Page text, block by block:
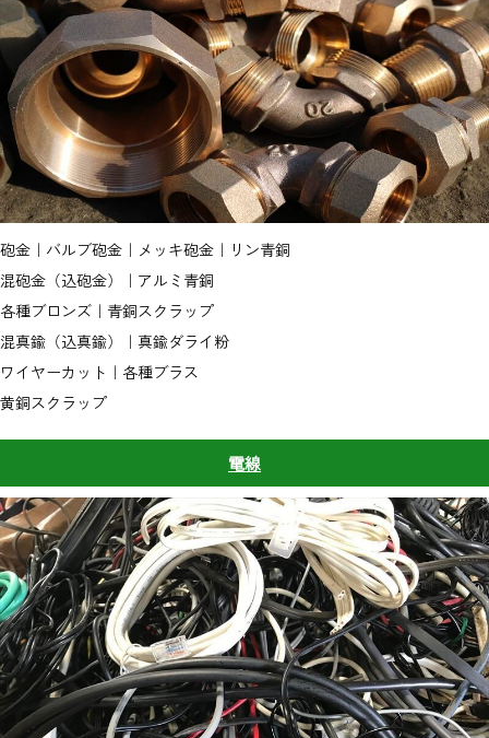
砲金｜バルブ砲金｜メッキ砲金｜リン青銅
混砲金（込砲金）｜アルミ青銅
各種ブロンズ｜青銅スクラップ
混真鍮（込真鍮）｜真鍮ダライ粉
ワイヤーカット｜各種ブラス
黄銅スクラップ
電線